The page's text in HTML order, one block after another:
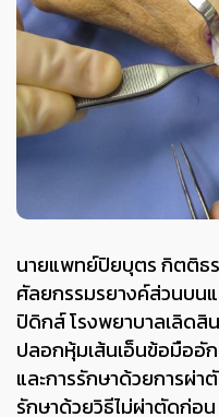
นายแพทย์ปิยบุตร กิตติธ
ศัลยกรรมรยางค์ส่วนบน
ปิดิกส์ โรงพยาบาลเลิดสิ
ปลอกหุ้มเส้นเอ็นข้อมืออั
และการรักษาด้วยการผ่า
รักษาด้วยวิธีไม่ผ่าตัดก่อ